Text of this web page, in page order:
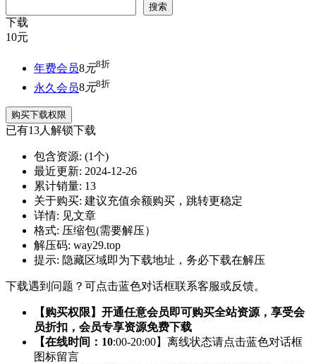
搜索
下载
10元
年费会员8元8折
永久会员8元8折
购买下载权限
已有13人解锁下载
包含资源: (1个)
最近更新: 2024-12-26
累计销量: 13
关于购买: 建议充值余额购买，跳转更稳定
详情: 见文章
格式: 压缩包(需要解压）
解压码: way29.top
提示: 隐藏区域即为下载地址，务必下载在解压
下载遇到问题？可点击蓝色对话框联系客服或反馈。
【购买权限】开通任意会员即可购买全站资源，享受会
员折扣，会员专享资源免费下载
【在线时间：10:00-20:00】离线状态请点击蓝色对话框
图标留言